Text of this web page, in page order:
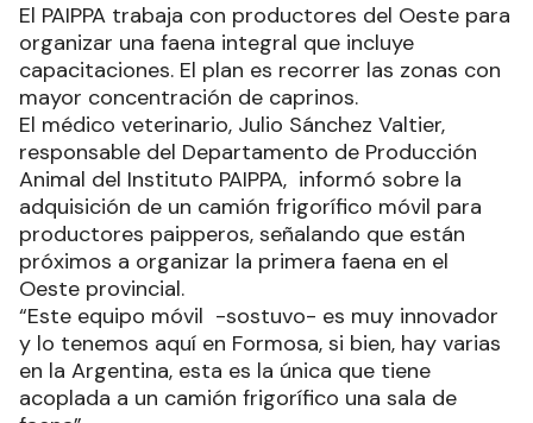
El PAIPPA trabaja con productores del Oeste para
organizar una faena integral que incluye
capacitaciones. El plan es recorrer las zonas con
mayor concentración de caprinos.
El médico veterinario, Julio Sánchez Valtier,
responsable del Departamento de Producción
Animal del Instituto PAIPPA, informó sobre la
adquisición de un camión frigorífico móvil para
productores paipperos, señalando que están
próximos a organizar la primera faena en el
Oeste provincial.
“Este equipo móvil -sostuvo- es muy innovador
y lo tenemos aquí en Formosa, si bien, hay varias
en la Argentina, esta es la única que tiene
acoplada a un camión frigorífico una sala de